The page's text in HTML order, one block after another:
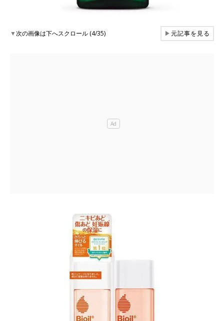
▼次の画像は下へスクロール (4/35) ▶元記事を見る